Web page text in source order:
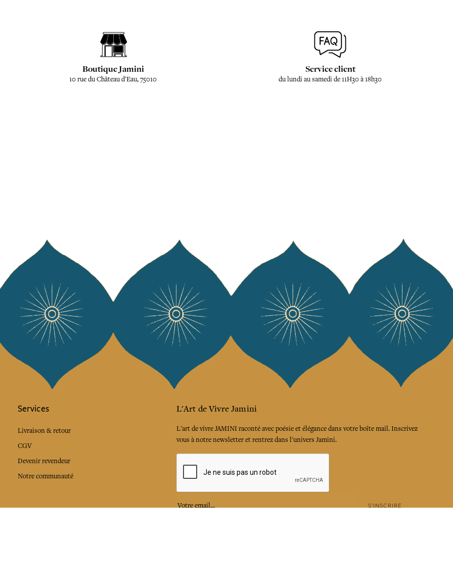
Boutique Jamini
10 rue du Château d'Eau, 75010
Service client
du lundi au samedi de 11H30 à 18h30
Services
Livraison & retour
CGV
Devenir revendeur
Notre communauté
L'Art de Vivre Jamini
L'art de vivre JAMINI raconté avec poésie et élégance dans votre boîte mail. Inscrivez
vous à notre newsletter et rentrez dans l'univers Jamini.
S'INSCRIRE